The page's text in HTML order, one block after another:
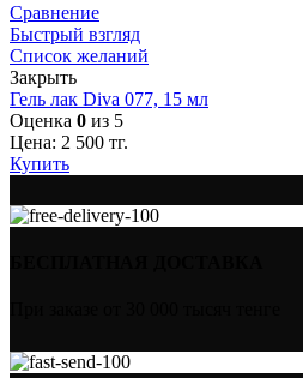
Сравнение
Быстрый взгляд
Список желаний
Закрыть
Гель лак Diva 077, 15 мл
Оценка 0 из 5
Цена: 2 500 тг.
Купить